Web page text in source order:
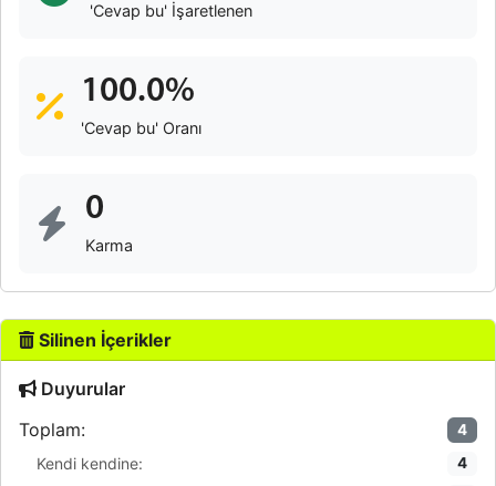
'Cevap bu' İşaretlenen
100.0%
'Cevap bu' Oranı
0
Karma
Silinen İçerikler
Duyurular
Toplam:
4
Kendi kendine: 4